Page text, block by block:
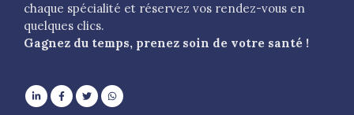
chaque spécialité et réservez vos rendez-vous en
quelques clics.
Gagnez du temps, prenez soin de votre santé !